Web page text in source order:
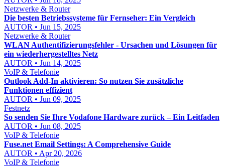
Netzwerke & Router
Die besten Betriebssysteme für Fernseher: Ein Vergleich
AUTOR • Jun 15, 2025
Netzwerke & Router
WLAN Authentifizierungsfehler - Ursachen und Lösungen für
ein wiederhergestelltes Netz
AUTOR • Jun 14, 2025
VoIP & Telefonie
Outlook Add-In aktivieren: So nutzen Sie zusätzliche
Funktionen effizient
AUTOR • Jun 09, 2025
Festnetz
So senden Sie Ihre Vodafone Hardware zurück – Ein Leitfaden
AUTOR • Jun 08, 2025
VoIP & Telefonie
Fuse.net Email Settings: A Comprehensive Guide
AUTOR • Apr 20, 2026
VoIP & Telefonie